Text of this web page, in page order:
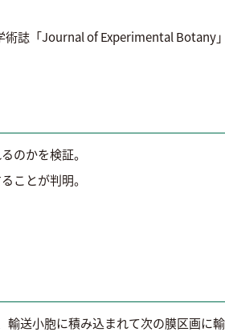
誌「Journal of Experimental Botany
のかを検証。
ことが判明。
小胞に積み込まれて次の膜区画に輸